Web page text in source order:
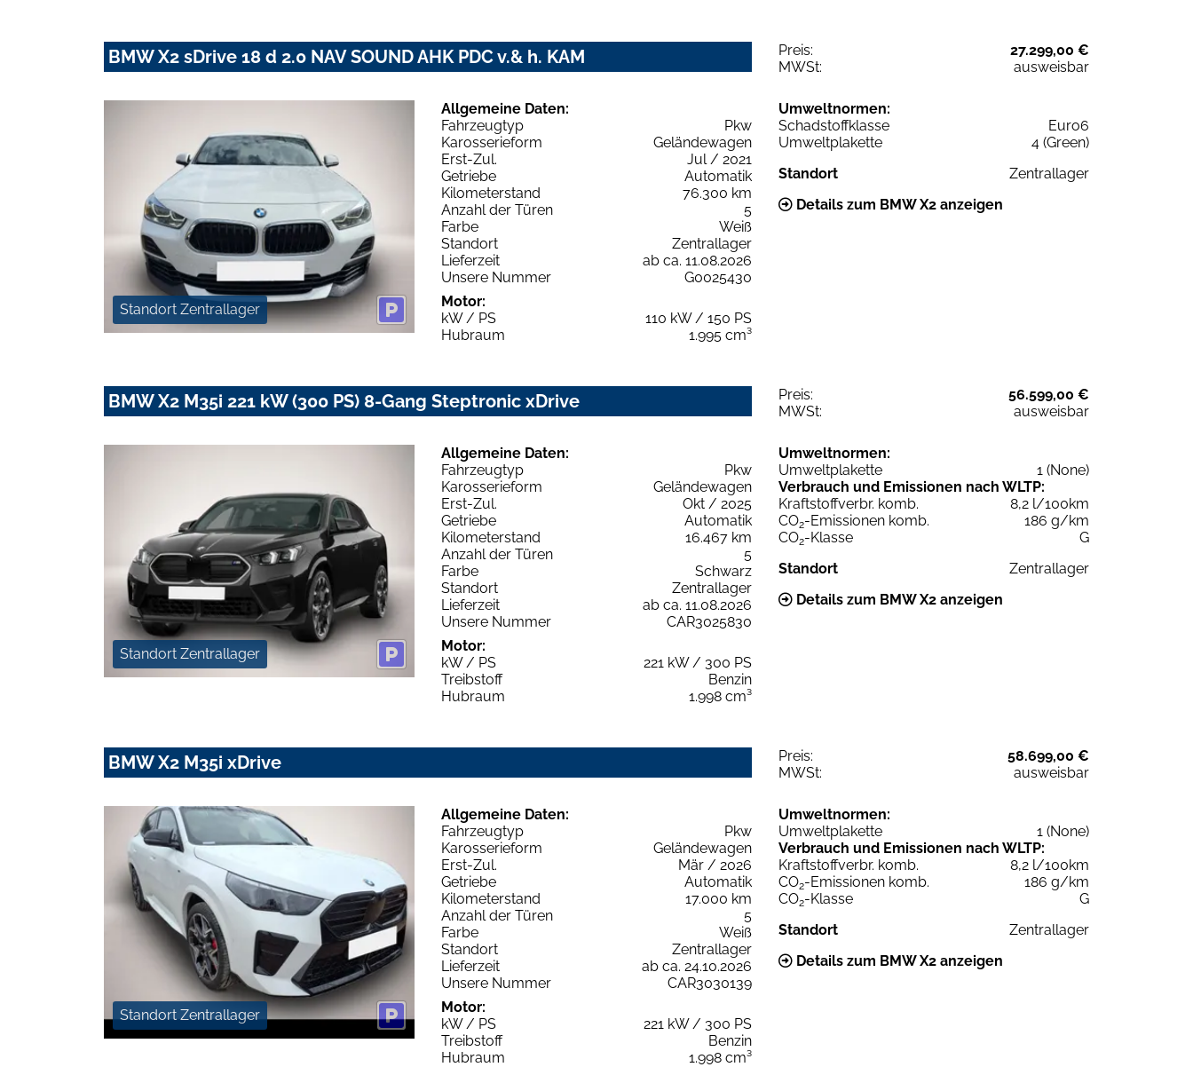
BMW X2 sDrive 18 d 2.0 NAV SOUND AHK PDC v.& h. KAM Preis:
27.299,00 €
MWSt:
ausweisbar
Standort Zentrallager
Allgemeine Daten:
Fahrzeugtyp
Pkw
Karosserieform
Geländewagen
Erst-Zul.
Jul / 2021
Getriebe
Automatik
Kilometerstand
76.300 km
Anzahl der Türen
5
Farbe
Weiß
Standort
Zentrallager
Lieferzeit
ab ca. 11.08.2026
Unsere Nummer
G0025430
Motor:
kW / PS
110 kW / 150 PS
Hubraum
1.995 cm³
Umweltnormen:
Schadstoffklasse
Euro6
Umweltplakette
4 (Green)
Standort
Zentrallager
Details zum BMW X2 anzeigen
BMW X2 M35i 221 kW (300 PS) 8-Gang Steptronic xDrive Preis:
56.599,00 €
MWSt:
ausweisbar
Standort Zentrallager
Allgemeine Daten:
Fahrzeugtyp
Pkw
Karosserieform
Geländewagen
Erst-Zul.
Okt / 2025
Getriebe
Automatik
Kilometerstand
16.467 km
Anzahl der Türen
5
Farbe
Schwarz
Standort
Zentrallager
Lieferzeit
ab ca. 11.08.2026
Unsere Nummer
CAR3025830
Motor:
kW / PS
221 kW / 300 PS
Treibstoff
Benzin
Hubraum
1.998 cm³
Umweltnormen:
Umweltplakette
1 (None)
Verbrauch und Emissionen nach WLTP:
Kraftstoffverbr. komb.
8,2 l/100km
CO2-Emissionen komb.
186 g/km
CO2-Klasse
G
Standort
Zentrallager
Details zum BMW X2 anzeigen
BMW X2 M35i xDrive Preis:
58.699,00 €
MWSt:
ausweisbar
Standort Zentrallager
Allgemeine Daten:
Fahrzeugtyp
Pkw
Karosserieform
Geländewagen
Erst-Zul.
Mär / 2026
Getriebe
Automatik
Kilometerstand
17.000 km
Anzahl der Türen
5
Farbe
Weiß
Standort
Zentrallager
Lieferzeit
ab ca. 24.10.2026
Unsere Nummer
CAR3030139
Motor:
kW / PS
221 kW / 300 PS
Treibstoff
Benzin
Hubraum
1.998 cm³
Umweltnormen:
Umweltplakette
1 (None)
Verbrauch und Emissionen nach WLTP:
Kraftstoffverbr. komb.
8,2 l/100km
CO2-Emissionen komb.
186 g/km
CO2-Klasse
G
Standort
Zentrallager
Details zum BMW X2 anzeigen